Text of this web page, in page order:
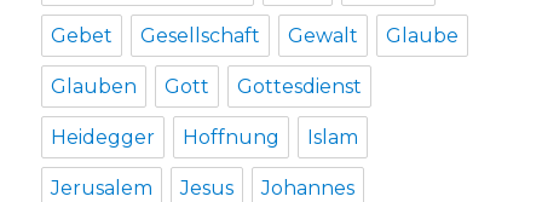
Gebet Gesellschaft Gewalt Glaube
Glauben Gott Gottesdienst
Heidegger Hoffnung Islam
Jerusalem Jesus Johannes